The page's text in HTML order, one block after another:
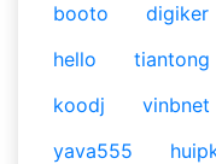
booto
digiker
hello
tiantong
koodj
vinbnet
yava555